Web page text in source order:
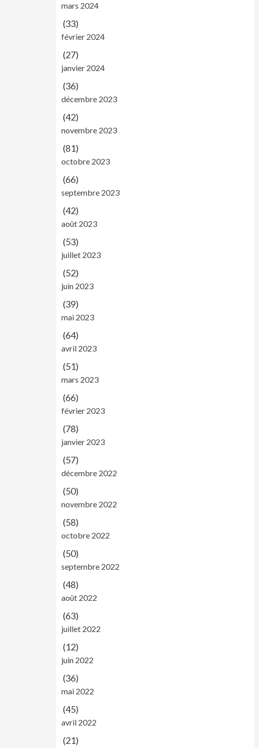
mars 2024
(33)
février 2024
(27)
janvier 2024
(36)
décembre 2023
(42)
novembre 2023
(81)
octobre 2023
(66)
septembre 2023
(42)
août 2023
(53)
juillet 2023
(52)
juin 2023
(39)
mai 2023
(64)
avril 2023
(51)
mars 2023
(66)
février 2023
(78)
janvier 2023
(57)
décembre 2022
(50)
novembre 2022
(58)
octobre 2022
(50)
septembre 2022
(48)
août 2022
(63)
juillet 2022
(12)
juin 2022
(36)
mai 2022
(45)
avril 2022
(21)